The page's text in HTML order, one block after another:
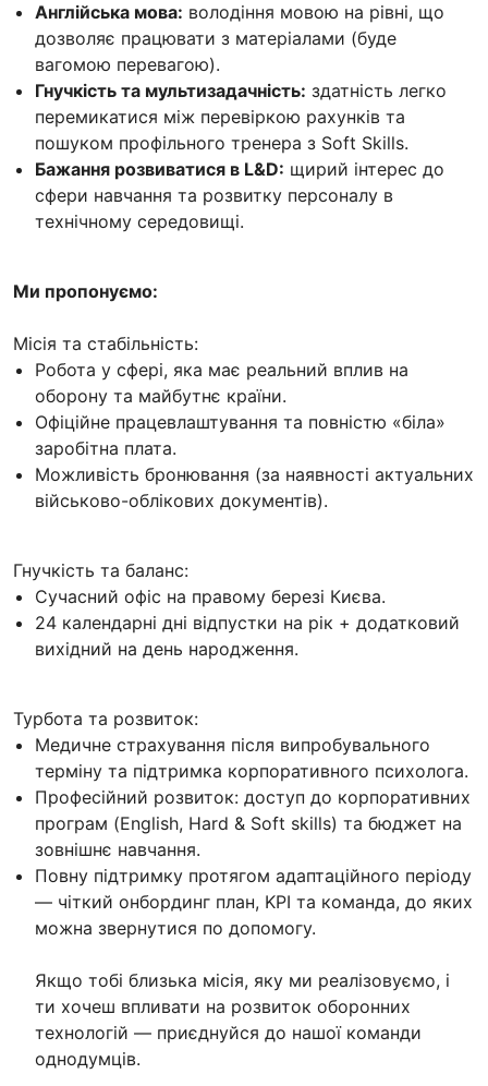
Англійська мова: володіння мовою на рівні, що
дозволяє працювати з матеріалами (буде
вагомою перевагою).
Гнучкість та мультизадачність: здатність легко
перемикатися між перевіркою рахунків та
пошуком профільного тренера з Soft Skills.
Бажання розвиватися в L&D: щирий інтерес до
сфери навчання та розвитку персоналу в
технічному середовищі.
Ми пропонуємо:
Місія та стабільність:
Робота у сфері, яка має реальний вплив на
оборону та майбутнє країни.
Офіційне працевлаштування та повністю «біла»
заробітна плата.
Можливість бронювання (за наявності актуальних
військово-облікових документів).
Гнучкість та баланс:
Сучасний офіс на правому березі Києва.
24 календарні дні відпустки на рік + додатковий
вихідний на день народження.
Турбота та розвиток:
Медичне страхування після випробувального
терміну та підтримка корпоративного психолога.
Професійний розвиток: доступ до корпоративних
програм (English, Hard & Soft skills) та бюджет на
зовнішнє навчання.
Повну підтримку протягом адаптаційного періоду
— чіткий онбординг план, KPI та команда, до яких
можна звернутися по допомогу.
Якщо тобі близька місія, яку ми реалізовуємо, і
ти хочеш впливати на розвиток оборонних
технологій — приєднуйся до нашої команди
однодумців.